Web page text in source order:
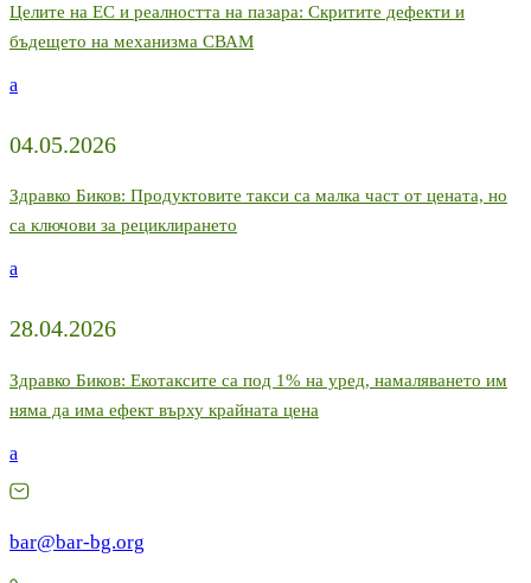
Целите на ЕС и реалността на пазара: Скритите дефекти и
бъдещето на механизма СВАМ
a
04.05.2026
Здравко Биков: Продуктовите такси са малка част от цената, но
са ключови за рециклирането
a
28.04.2026
Здравко Биков: Екотаксите са под 1% на уред, намаляването им
няма да има ефект върху крайната цена
a
bar@bar-bg.org